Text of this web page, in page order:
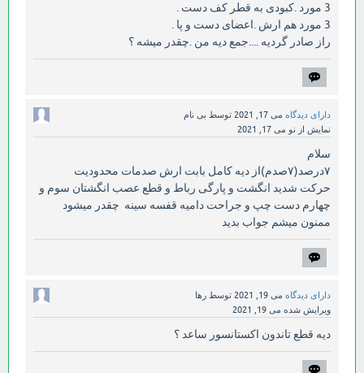
3 مورد .کبودی به قطر کف دست .
3 مورد هم ارش .اعضای دست و پا .
راز صادر گردیه ....جمع دیه من .چقدر میشه ؟
دارای دیدگاه می 17, 2021 توسط بی نام
نمایش از نو می 17, 2021
سلام
۷درصد(۷صدم)از دیه کامل بابت ارش صدمات محدودیت
حرکت شدید انگشت و پارگی رباط و قطع عصب انگشتان سوم و
چهارم دست چپ و جراحت دامیه قفسه سینه چقدر میشود
ممنون میشم جواب بدید
دارای دیدگاه می 19, 2021 توسط رها
ویرایش شده می 19, 2021
دیه قطع تاندون اکستانسور ساعد ؟